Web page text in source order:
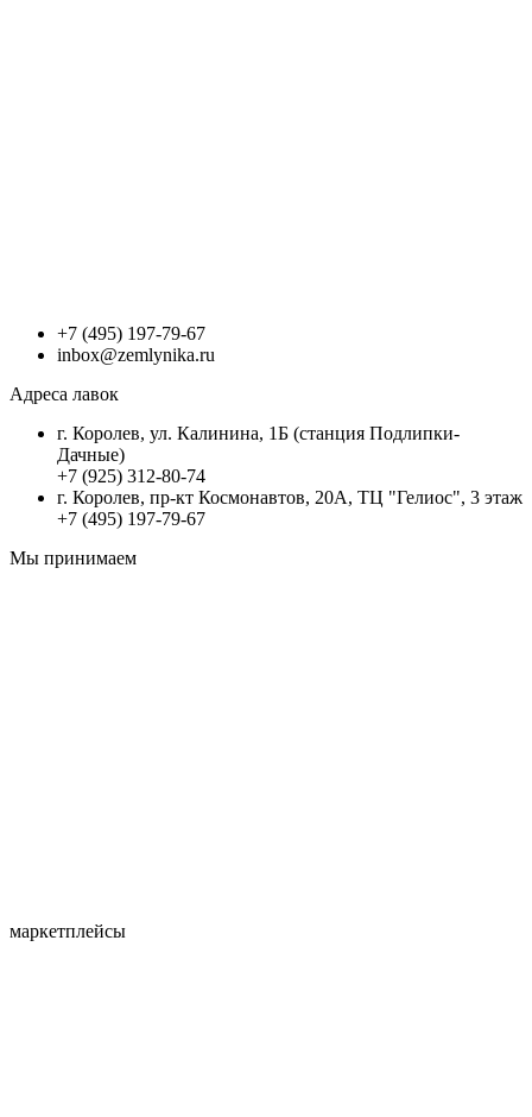
+7 (495) 197-79-67
inbox@zemlynika.ru
Адреса лавок
г. Королев, ул. Калинина, 1Б (станция Подлипки-
Дачные)
+7 (925) 312-80-74
г. Королев, пр-кт Космонавтов, 20А, ТЦ "Гелиос", 3 этаж
+7 (495) 197-79-67
Мы принимаем
маркетплейсы